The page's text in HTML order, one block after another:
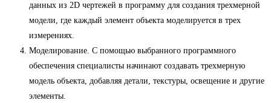
данных из 2D чертежей в программу для создания трехмерной
модели, где каждый элемент объекта моделируется в трех
измерениях.
Моделирование. С помощью выбранного программного
обеспечения специалисты начинают создавать трехмерную
модель объекта, добавляя детали, текстуры, освещение и другие
элементы.